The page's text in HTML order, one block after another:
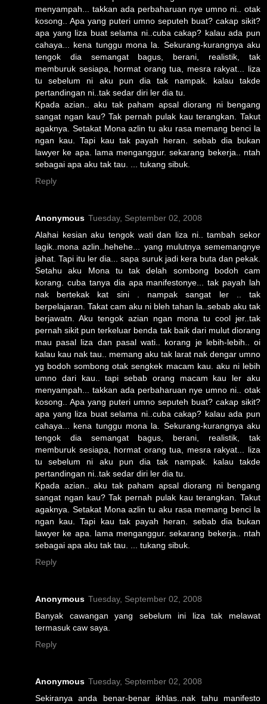
menyampah... takkan ada perbaharuan nye umno ni.. otak
kosong.. Apa yang puteri umno seputeh buat? cakap sikit?
apa yang liza buat selama ni..cuba cakap? kalau ada pun
cahaya... kena tunggu mona la. Sekurang-kurangnya aku
tengok dia semangat bagus, berani, realistik, tak
memburuk sesiapa, hormat orang tua, mesra rakyat... liza
tu sebelum ni aku pun dia tak nampak. kalau takde
pertandingan ni..tak sedar diri ler dia tu.
Kpada azian.. aku tak paham apsal diorang ni bengang
sangat ngan kau? Tak pernah pulak kau terangkan. Takut
agaknya. Setakat Mona azlin tu aku rasa memang benci la
ngan kau. Tapi kau tak payah heran. sebab dia bukan
lawyer ke apa. lama menganggur. sekarang bekerja.. ntah
sebagai apa aku tak tau. ... tukang sibuk.
Reply
Anonymous Tuesday, September 02, 2008
Alahai kesian aku tengok wati dan liza ni.. tambah sekor
lagik..mona azlin..hehehe... yang mulutnya sememangnye
jahat. Tapi itu ler dia... sapa suruk jadi kera buta dan pekak.
Setahu aku Mona tu tak delah sombong bodoh cam
korang. cuba tanya dia apa manifestonye... tak payah lah
nak bertekak kat sini . nampak sangat ler .. tak
berpelajaran. Takat cam aku ni bleh tahan la..sebab aku tak
berjawatn. Aku tengok azian ngan mona tu cool jer..tak
pernah sikit pun terkeluar benda tak baik dari mulut diorang
mau pasal liza dan pasal wati.. korang je lebih-lebih.. oi
kalau kau nak tau.. memang aku tak larat nak dengar umno
yg bodoh sombong otak sengkek macam kau. aku ni lebih
umno dari kau.. tapi sebab orang macam kau ler aku
menyampah... takkan ada perbaharuan nye umno ni.. otak
kosong.. Apa yang puteri umno seputeh buat? cakap sikit?
apa yang liza buat selama ni..cuba cakap? kalau ada pun
cahaya... kena tunggu mona la. Sekurang-kurangnya aku
tengok dia semangat bagus, berani, realistik, tak
memburuk sesiapa, hormat orang tua, mesra rakyat... liza
tu sebelum ni aku pun dia tak nampak. kalau takde
pertandingan ni..tak sedar diri ler dia tu.
Kpada azian.. aku tak paham apsal diorang ni bengang
sangat ngan kau? Tak pernah pulak kau terangkan. Takut
agaknya. Setakat Mona azlin tu aku rasa memang benci la
ngan kau. Tapi kau tak payah heran. sebab dia bukan
lawyer ke apa. lama menganggur. sekarang bekerja.. ntah
sebagai apa aku tak tau. ... tukang sibuk.
Reply
Anonymous Tuesday, September 02, 2008
Banyak cawangan yang sebelum ini liza tak melawat
termasuk caw saya.
Reply
Anonymous Tuesday, September 02, 2008
Sekiranya anda benar-benar ikhlas..nak tahu manifesto